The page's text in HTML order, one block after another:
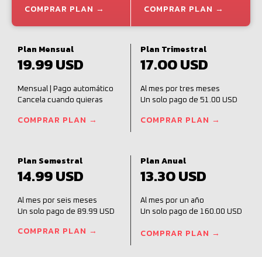
COMPRAR PLAN → COMPRAR PLAN →
Plan Mensual
19.99 USD
Mensual | Pago automático
Cancela cuando quieras
COMPRAR PLAN →
Plan Trimestral
17.00 USD
Al mes por tres meses
Un solo pago de 51.00 USD
COMPRAR PLAN →
Plan Semestral
14.99 USD
Al mes por seis meses
Un solo pago de 89.99 USD
COMPRAR PLAN →
Plan Anual
13.30 USD
Al mes por un año
Un solo pago de 160.00 USD
COMPRAR PLAN →